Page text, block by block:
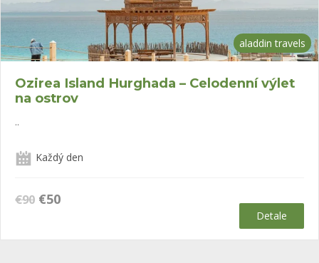
aladdin travels
Ozirea Island Hurghada – Celodenní výlet
na ostrov
..
Každý den
€90 Původní
€90.
€50Aktuální
€50.
Detale